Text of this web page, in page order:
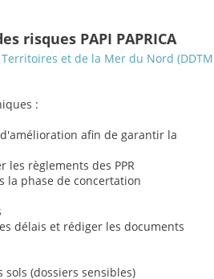
risques PAPI PAPRICA
et de la Mer du Nord (DDTM
:
afin de garantir la
règlements des PPR
la phase de concertation
délais et rédiger les documents
(dossiers sensibles)